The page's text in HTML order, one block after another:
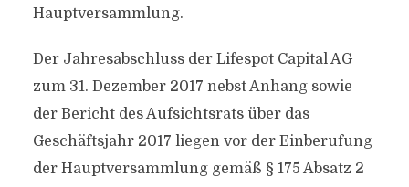
Hauptversammlung.
Der Jahresabschluss der Lifespot Capital AG
zum 31. Dezember 2017 nebst Anhang sowie
der Bericht des Aufsichtsrats über das
Geschäftsjahr 2017 liegen vor der Einberufung
der Hauptversammlung gemäß § 175 Absatz 2